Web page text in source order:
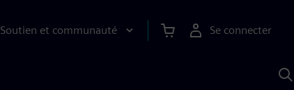
Soutien et communauté Se connecter